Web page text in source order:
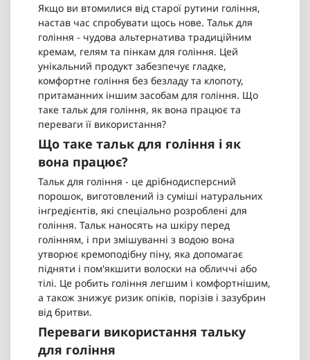
Якщо ви втомилися від старої рутини гоління,
настав час спробувати щось нове. Тальк для
гоління - чудова альтернатива традиційним
кремам, гелям та пінкам для гоління. Цей
унікальний продукт забезпечує гладке,
комфортне гоління без безладу та клопоту,
притаманних іншим засобам для гоління. Що
таке тальк для гоління, як вона працює та
переваги її використання?
Що таке тальк для гоління і як
вона працює?
Тальк для гоління - це дрібнодисперсний
порошок, виготовлений із суміші натуральних
інгредієнтів, які спеціально розроблені для
гоління. Тальк наносять на шкіру перед
голінням, і при змішуванні з водою вона
утворює кремоподібну піну, яка допомагає
підняти і пом'якшити волоски на обличчі або
тілі. Це робить гоління легшим і комфортнішим,
а також знижує ризик опіків, порізів і зазубрин
від бритви.
Переваги використання тальку
для гоління